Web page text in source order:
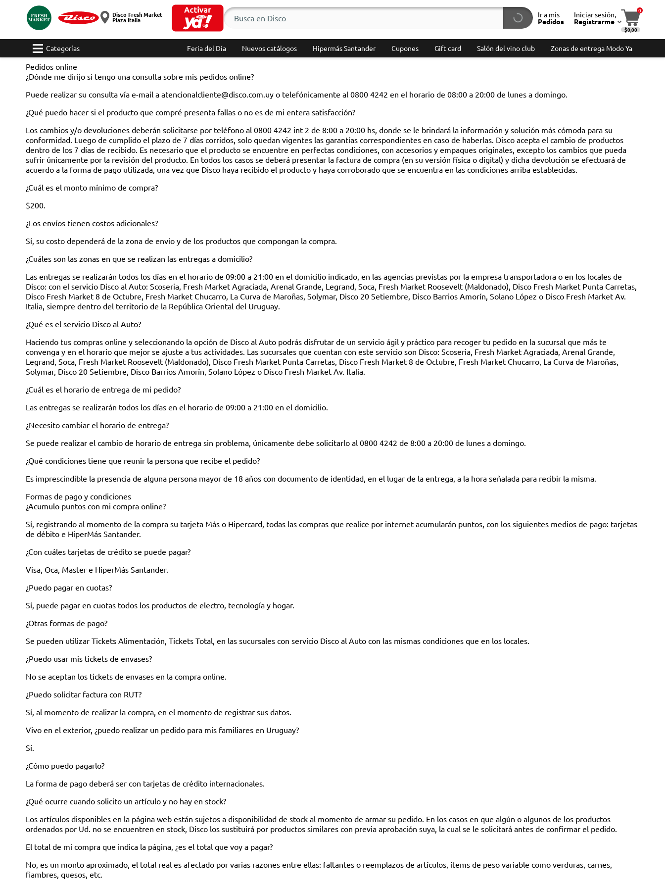
Disco Fresh Market
Plaza Italia
Ir a mis
Pedidos
Iniciar sesión,
Registrarme
0
$0,00
Categorías Feria del Día Nuevos catálogos Hipermás Santander Cupones Gift card Salón del vino club Zonas de entrega Modo Ya